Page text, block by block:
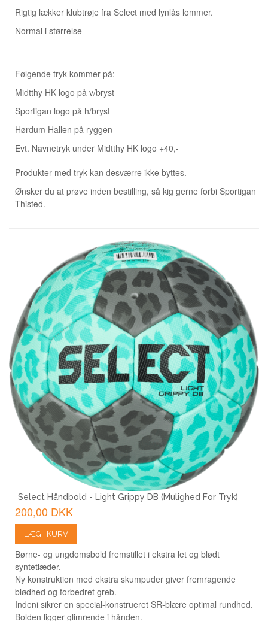
Rigtig lækker klubtrøje fra Select med lynlås lommer.
Normal i størrelse
Følgende tryk kommer på:​
Midtthy HK logo på v/bryst
Sportigan logo på h/bryst
Hørdum Hallen på ryggen
Evt. Navnetryk under Midtthy HK logo +40,-
Produkter med tryk kan desværre ikke byttes.
Ønsker du at prøve inden bestilling, så kig gerne forbi Sportigan
Thisted.
Select Håndbold - Light Grippy DB (mulighed For Tryk)
200,00 DKK
LÆG I KURV
Børne- og ungdomsbold fremstillet i ekstra let og blødt
syntetlæder.
Ny konstruktion med ekstra skumpuder giver fremragende
blødhed og forbedret greb.
Indeni sikrer en special-konstrueret SR-blære optimal rundhed.
Bolden ligger glimrende i hånden.